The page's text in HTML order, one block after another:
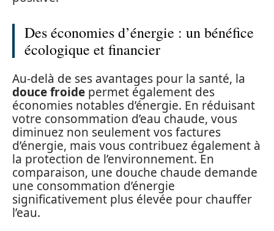
Des économies d’énergie : un bénéfice
écologique et financier
Au-delà de ses avantages pour la santé, la
douce froide permet également des
économies notables d’énergie. En réduisant
votre consommation d’eau chaude, vous
diminuez non seulement vos factures
d’énergie, mais vous contribuez également à
la protection de l’environnement. En
comparaison, une douche chaude demande
une consommation d’énergie
significativement plus élevée pour chauffer
l’eau.